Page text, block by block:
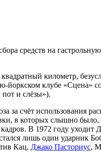
средств на
километр,
йоркском клубе «Сцена»
и слёзы»).
за счёт использования
в которых слышно
В 1972 году
лишь один ударник
Кац, Джако Пасториус,